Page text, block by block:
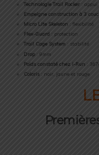
Technologie Trail Rocker :
Empeigne construction à 3
Micro Lite Skeleton : flexibilité
Flex-Guard
: protection
Trail Cage System : stabilité
Drop : 9mm
Poids constaté chez i-Run :
Coloris : noir, jaune et rouge